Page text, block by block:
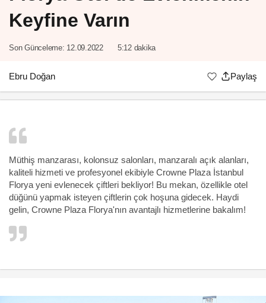
Keyfine Varın
Son Günceleme: 12.09.2022 5:12 dakika
Ebru Doğan Paylaş
Müthiş manzarası, kolonsuz salonları, manzaralı açık alanları,
kaliteli hizmeti ve profesyonel ekibiyle Crowne Plaza İstanbul
Florya yeni evlenecek çiftleri bekliyor! Bu mekan, özellikle otel
düğünü yapmak isteyen çiftlerin çok hoşuna gidecek. Haydi
gelin, Crowne Plaza Florya'nın avantajlı hizmetlerine bakalım!